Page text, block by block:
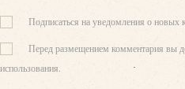
Подписаться на уведомления о новых
Перед размещением комментария вы
использования.